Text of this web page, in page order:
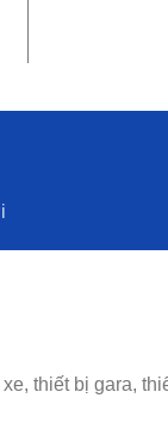
thiết bị gara,